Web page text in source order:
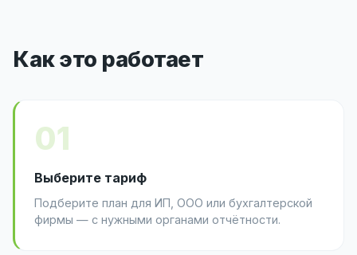
Как это работает
01
Выберите тариф
Подберите план для ИП, ООО или бухгалтерской
фирмы — с нужными органами отчётности.